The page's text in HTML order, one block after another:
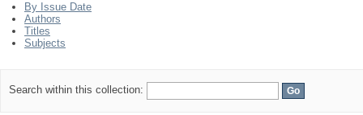
By Issue Date
Authors
Titles
Subjects
Search within this collection: